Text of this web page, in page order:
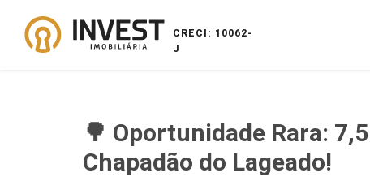
CRECI: 10062-
J
🌳 Oportunidade Rara:
Chapadão do Lageado!